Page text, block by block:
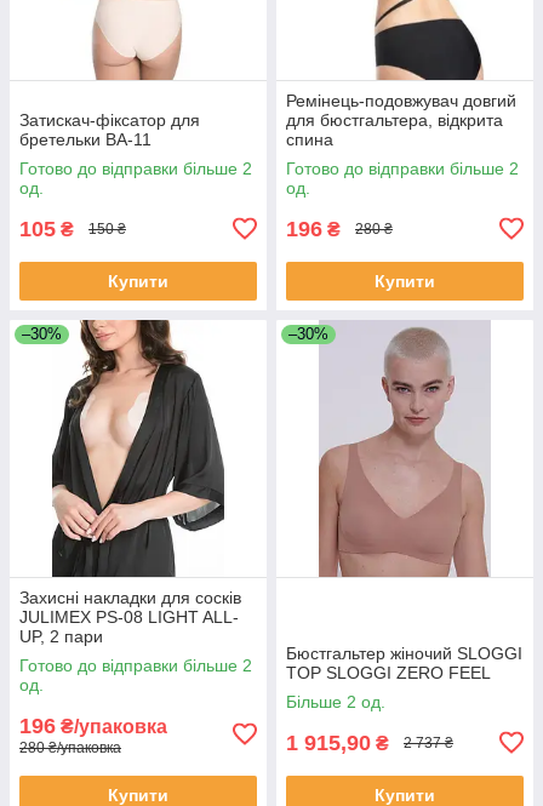
Затискач-фіксатор для
бретельки BA-11
Готово до відправки більше 2
од.
105 ₴ 150 ₴
Купити
Ремінець-подовжувач довгий
для бюстгальтера, відкрита
спина
Готово до відправки більше 2
од.
196 ₴ 280 ₴
Купити
–30%
Захисні накладки для сосків
JULIMEX PS-08 LIGHT ALL-
UP, 2 пари
Готово до відправки більше 2
од.
196 ₴/упаковка
280 ₴/упаковка
Купити
–30%
Бюстгальтер жіночий SLOGGI
TOP SLOGGI ZERO FEEL
Більше 2 од.
1 915,90 ₴ 2 737 ₴
Купити